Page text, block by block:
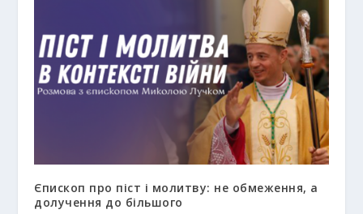
Єпископ про піст і молитву: не обмеження, а
долучення до більшого